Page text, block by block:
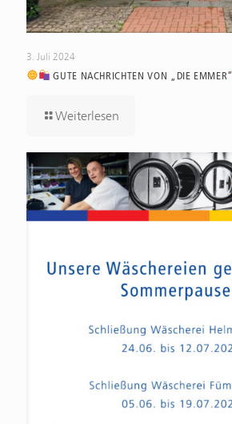
3. Juli 2024
GUTE NACHRICHTEN VON „DIE EMMER“
Weiterlesen